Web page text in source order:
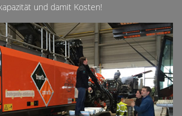
und damit Kosten!